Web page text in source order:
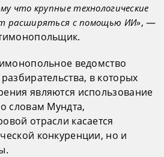
что крупные технологические
расширяться с помощью ИИ», —
ведомство
в которых
являются использование
словам Мундта,
отрасли касается
конкуренции, но и